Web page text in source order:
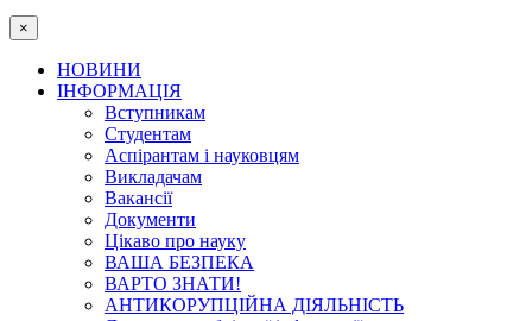
×
НОВИНИ
ІНФОРМАЦІЯ
Вступникам
Студентам
Аспірантам і науковцям
Викладачам
Вакансії
Документи
Цікаво про науку
ВАША БЕЗПЕКА
ВАРТО ЗНАТИ!
АНТИКОРУПЦІЙНА ДІЯЛЬНІСТЬ